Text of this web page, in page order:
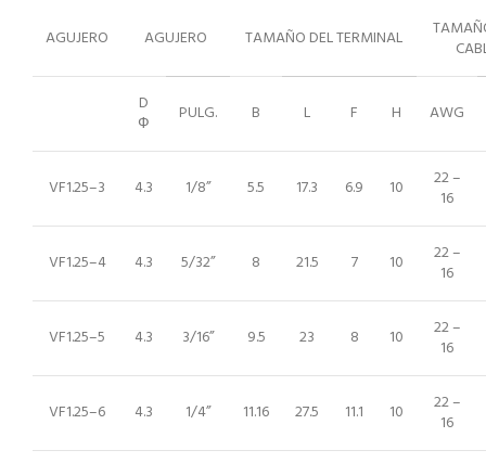
AGUJERO AGUJERO TAMAÑO DEL TERMINAL
D
Ф
PULG. B L F H AWG
VF1.25–3 4.3 1/8” 5.5 17.3 6.9 10
22 –
16
VF1.25–4 4.3 5/32” 8 21.5 7 10
22 –
16
VF1.25–5 4.3 3/16” 9.5 23 8 10
22 –
16
VF1.25–6 4.3 1/4” 11.16 27.5 11.1 10
22 –
16